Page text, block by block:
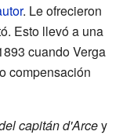
. Le ofrecieron
Esto llevó a una
cuando Verga
compensación
capitán d'Arcey